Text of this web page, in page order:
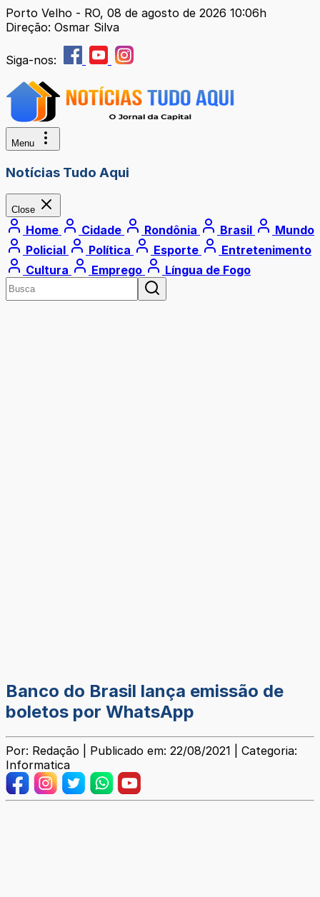
Porto Velho - RO, 08 de agosto de 2026 10:06h
Direção: Osmar Silva
Siga-nos:
Menu
Notícias Tudo Aqui
Close
Home Cidade Rondônia Brasil
Mundo
Policial
Política Esporte
Entretenimento
Cultura
Emprego Língua de Fogo
Banco do Brasil lança emissão de
boletos por WhatsApp
Por: Redação | Publicado em: 22/08/2021 | Categoria:
Informatica